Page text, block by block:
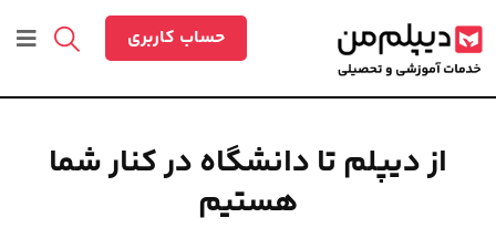
حساب کاربری
از دیپلم تا دانشگاه در کنار شما
هستیم